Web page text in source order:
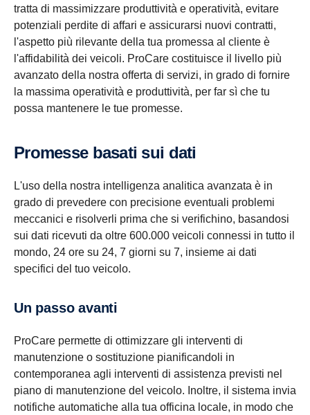
tratta di massimizzare produttività e operatività, evitare
potenziali perdite di affari e assicurarsi nuovi contratti,
l'aspetto più rilevante della tua promessa al cliente è
l'affidabilità dei veicoli. ProCare costituisce il livello più
avanzato della nostra offerta di servizi, in grado di fornire
la massima operatività e produttività, per far sì che tu
possa mantenere le tue promesse.
Promesse basati sui dati
L'uso della nostra intelligenza analitica avanzata è in
grado di prevedere con precisione eventuali problemi
meccanici e risolverli prima che si verifichino, basandosi
sui dati ricevuti da oltre 600.000 veicoli connessi in tutto il
mondo, 24 ore su 24, 7 giorni su 7, insieme ai dati
specifici del tuo veicolo.
Un passo avanti
ProCare permette di ottimizzare gli interventi di
manutenzione o sostituzione pianificandoli in
contemporanea agli interventi di assistenza previsti nel
piano di manutenzione del veicolo. Inoltre, il sistema invia
notifiche automatiche alla tua officina locale, in modo che